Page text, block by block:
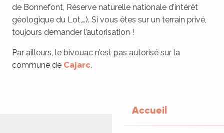
Accueil
de Bonnefont, Réserve naturelle nationale d’intérêt
géologique du Lot,…). Si vous êtes sur un terrain privé,
toujours demander l’autorisation !
Par ailleurs, le bivouac n’est pas autorisé sur la
commune de Cajarc.